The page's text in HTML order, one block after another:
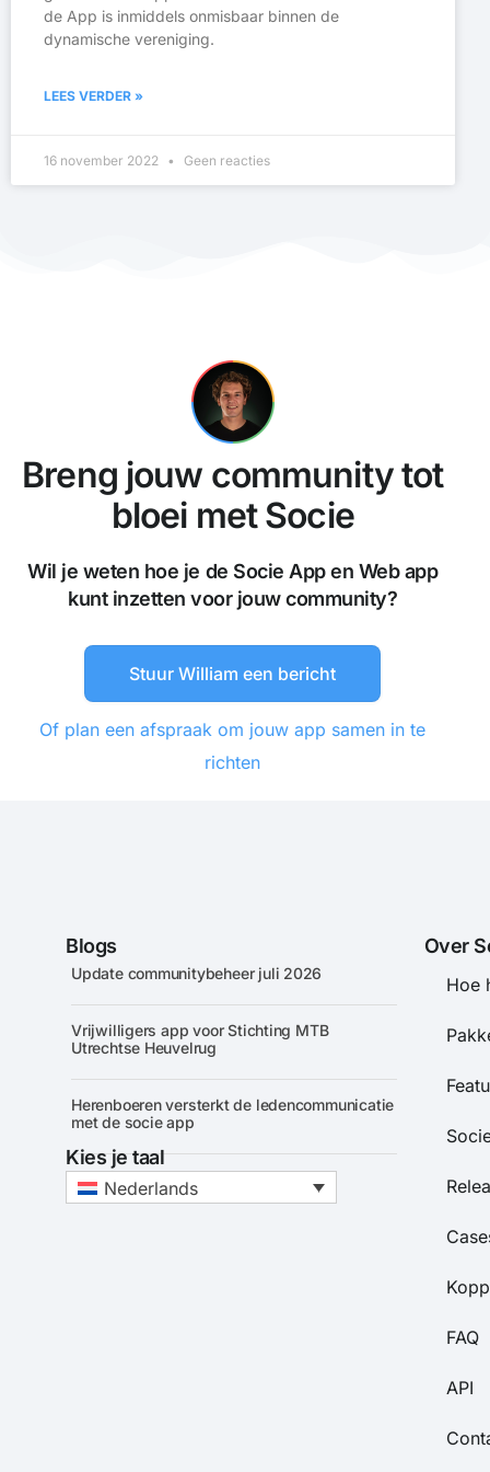
de App is inmiddels onmisbaar binnen de
dynamische vereniging.
LEES VERDER »
16 november 2022 Geen reacties
Breng jouw community tot
bloei met Socie
Wil je weten hoe je de Socie App en Web app
kunt inzetten voor jouw community?
Stuur William een bericht
Of plan een afspraak om jouw app samen in te
richten
Blogs
Update communitybeheer juli 2026
Vrijwilligers app voor Stichting MTB
Utrechtse Heuvelrug
Herenboeren versterkt de ledencommunicatie
met de socie app
Kies je taal
Nederlands
Over
Hoe
FAQ
API